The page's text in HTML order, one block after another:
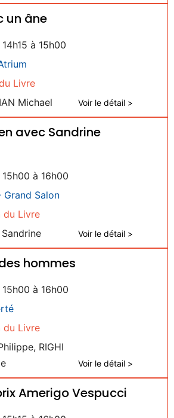
un âne
à 15h00
Livre
Michael
Voir le détail >
avec Sandrine
à 16h00
Salon
du Livre
Voir le détail >
hommes
à 16h00
du Livre
RIGHI
Voir le détail >
Amerigo Vespucci